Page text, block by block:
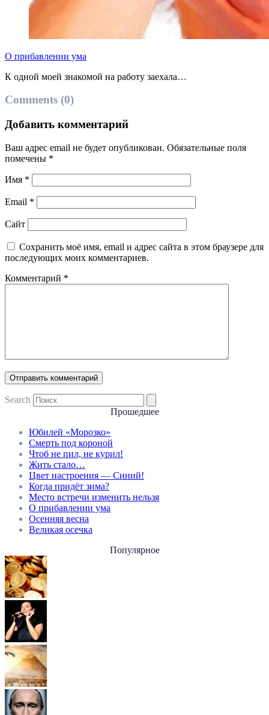
О прибавлении ума
К одной моей знакомой на работу заехала…
Comments (0)
Добавить комментарий
Ваш адрес email не будет опубликован. Обязательные поля
помечены *
Имя *
Email *
Сайт
Сохранить моё имя, email и адрес сайта в этом браузере для
последующих моих комментариев.
Комментарий *
Search
Прошедшее
Юбилей «Морозко»
Смерть под короной
Чтоб не пил, не курил!
Жить стало…
Цвет настроения — Синий!
Когда придёт зима?
Место встречи изменить нельзя
О прибавлении ума
Осенняя весна
Великая осечка
Популярное